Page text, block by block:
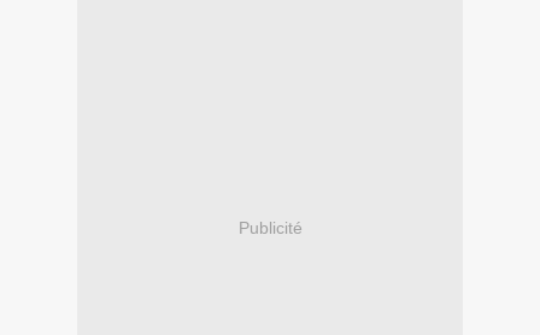
Publicité